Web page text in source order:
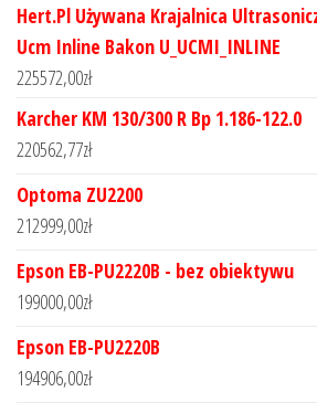
Hert.Pl Używana Krajalnica
Ucm Inline Bakon U_UCMI_INLINE
225572,00zł
Karcher KM 130/300 R Bp 1.186-122.0
220562,77zł
Optoma ZU2200
212999,00zł
Epson EB-PU2220B - bez obiektywu
199000,00zł
Epson EB-PU2220B
194906,00zł